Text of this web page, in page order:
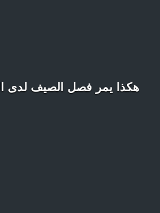
هكذا يمر فصل الصيف لدى